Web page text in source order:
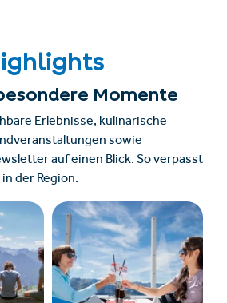
Momente
Erlebnisse, kulinarische
sowie
auf einen Blick. So verpasst
der Region.